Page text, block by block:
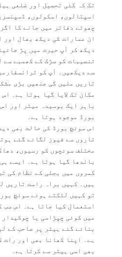
تک کہ کئی تحصیل اور ضلعی
اسپتالوں، اسکولوں،
چھوٹے دفاتر میں جانے کا
ان عمارات کی دیکھ بھال اور
دیکھ کر آپ حیرت میں پڑ
تنصیبات کو سڑک کے کھمبے سے
سے دیکھیں۔ آپ کو
تاریں ملیں گی جنھیں بڑی
مکان تک لایا گیا ہوتا ہے۔
باہر ایک بوسیدہ میٹر اور
بورڈ موجود ہوتا ہے۔
اس سوئچ بورڈ کی حالت بھی
تاروں سے فیوز لگائے گئے
مختلف سوئچوں کو رسیوں،
باندھا گیا ہوتا ہے۔ ایسے
کمروں میں بجلی کے نظام کی
ہیں۔ کہیں براہ راست تاریں
تو کہیں لٹکتے ہوئے سوئچ
استعمال کیا جاتا ہے۔ اس سب
میں کوئی چپڑاسی یا
بنائے گئے ہیٹر پر صاحب کے
ہے۔ اپنا کھانا بھی اور رات
بھی اسی ہیٹر سے کرتا ہے۔